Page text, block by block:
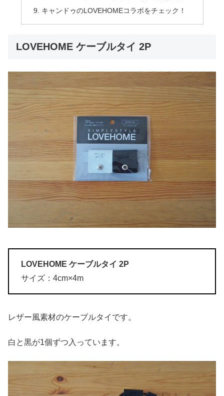
キャンドゥのLOVEHOMEコラボをチェック！
LOVEHOME ケーブルタイ 2P
LOVEHOME ケーブルタイ 2P
サイズ：4cm×4m
レザー風素材のケーブルタイです。
白と黒が1個ずつ入っています。